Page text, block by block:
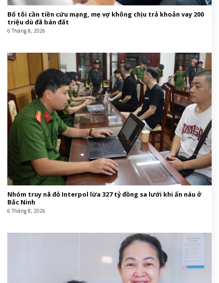
Bố tôi cần tiền cứu mạng, mẹ vợ không chịu trả khoản vay 200
triệu dù đã bán đất
6 Tháng 8, 2026
Nhóm truy nã đỏ Interpol lừa 327 tỷ đồng sa lưới khi ẩn náu ở
Bắc Ninh
6 Tháng 8, 2026